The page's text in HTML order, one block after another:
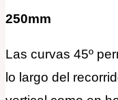
250mm
Las curvas 45º
lo largo del